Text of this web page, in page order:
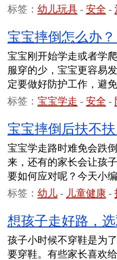
标签： 幼儿玩具 - 安全 -
宝宝摔倒怎么办
宝宝刚开始学走或者学
服穿的少，宝宝更容易
定要做好防护工作，避
标签： 宝宝学走 - 安全 -
宝宝摔倒后扶不
宝宝学走路时难免会跌
来，还有的家长会让孩
要如何应对呢？今天小
标签： 幼儿 - 儿童健康 -
想孩子走好路，
孩子小时候不穿鞋是为
要穿鞋。有些家长喜欢